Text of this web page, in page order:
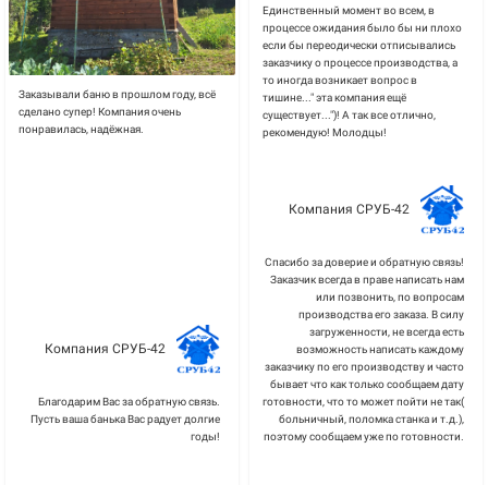
Заказывали баню в прошлом году, всё
сделано супер! Компания очень
понравилась, надёжная.
Компания СРУБ-42
Благодарим Вас за обратную связь.
Пусть ваша банька Вас радует долгие
годы!
Единственный момент во всем, в
процессе ожидания было бы ни плохо
если бы переодически отписывались
заказчику о процессе производства, а
то иногда возникает вопрос в
тишине..." эта компания ещё
существует...")! А так все отлично,
рекомендую! Молодцы!
Компания СРУБ-42
Спасибо за доверие и обратную связь!
Заказчик всегда в праве написать нам
или позвонить, по вопросам
производства его заказа. В силу
загруженности, не всегда есть
возможность написать каждому
заказчику по его производству и часто
бывает что как только сообщаем дату
готовности, что то может пойти не так(
больничный, поломка станка и т.д.),
поэтому сообщаем уже по готовности.